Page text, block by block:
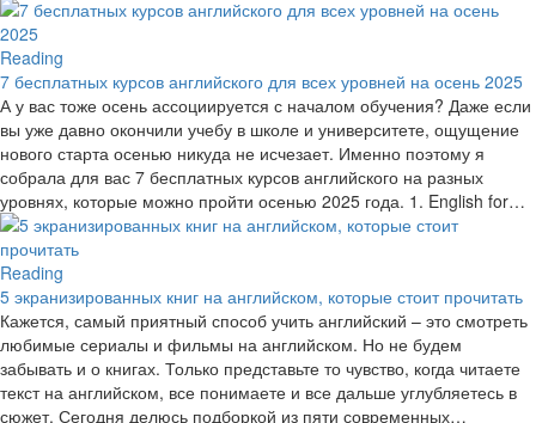
Reading
7 бесплатных курсов английского для всех уровней на осень 2025
А у вас тоже осень ассоциируется с началом обучения? Даже если
вы уже давно окончили учебу в школе и университете, ощущение
нового старта осенью никуда не исчезает. Именно поэтому я
собрала для вас 7 бесплатных курсов английского на разных
уровнях, которые можно пройти осенью 2025 года. 1. English for…
Reading
5 экранизированных книг на английском, которые стоит прочитать
Кажется, самый приятный способ учить английский – это смотреть
любимые сериалы и фильмы на английском. Но не будем
забывать и о книгах. Только представьте то чувство, когда читаете
текст на английском, все понимаете и все дальше углубляетесь в
сюжет. Сегодня делюсь подборкой из пяти современных…